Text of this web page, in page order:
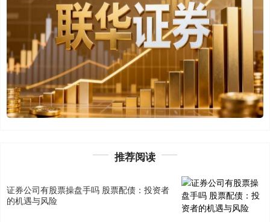
推荐阅读
证券公司有股票操盘手吗 股票配债：投资者
的机遇与风险